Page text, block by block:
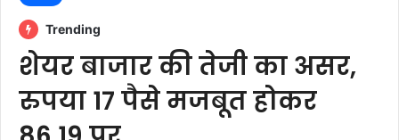
Trending
शेयर बाजार की तेजी का असर,
रुपया 17 पैसे मजबूत होकर